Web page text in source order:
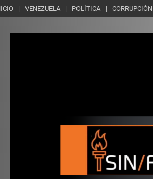
VENEZUELA POLÍTICA CORRUPCIÓN